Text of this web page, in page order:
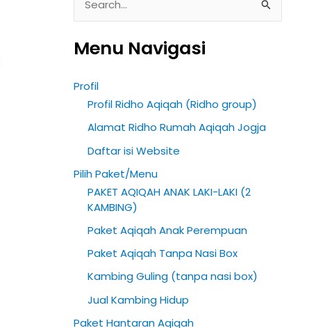
a
c
r
Menu Navigasi
Profil
Profil Ridho Aqiqah (Ridho group)
Alamat Ridho Rumah Aqiqah Jogja
Daftar isi Website
Pilih Paket/Menu
PAKET AQIQAH ANAK LAKI-LAKI (2
KAMBING)
Paket Aqiqah Anak Perempuan
Paket Aqiqah Tanpa Nasi Box
Kambing Guling (tanpa nasi box)
Jual Kambing Hidup
Paket Hantaran Aqiqah